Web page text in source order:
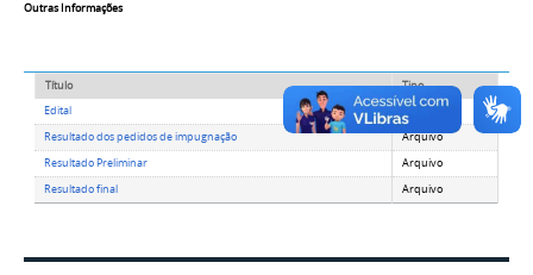
Outras Informações
Título
Tipo
Edital
Arquivo
Resultado dos pedidos de impugnação
Arquivo
Resultado Preliminar
Arquivo
Resultado final
Arquivo